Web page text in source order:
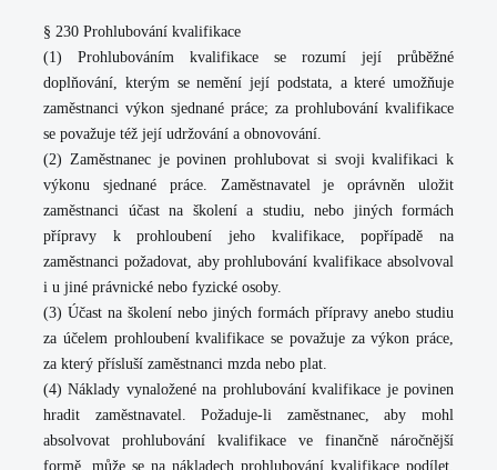
§ 230 Prohlubování kvalifikace
(1) Prohlubováním kvalifikace se rozumí její průběžné
doplňování, kterým se nemění její podstata, a které umožňuje
zaměstnanci výkon sjednané práce; za prohlubování kvalifikace
se považuje též její udržování a obnovování.
(2) Zaměstnanec je povinen prohlubovat si svoji kvalifikaci k
výkonu sjednané práce. Zaměstnavatel je oprávněn uložit
zaměstnanci účast na školení a studiu, nebo jiných formách
přípravy k prohloubení jeho kvalifikace, popřípadě na
zaměstnanci požadovat, aby prohlubování kvalifikace absolvoval
i u jiné právnické nebo fyzické osoby.
(3) Účast na školení nebo jiných formách přípravy anebo studiu
za účelem prohloubení kvalifikace se považuje za výkon práce,
za který přísluší zaměstnanci mzda nebo plat.
(4) Náklady vynaložené na prohlubování kvalifikace je povinen
hradit zaměstnavatel. Požaduje-li zaměstnanec, aby mohl
absolvovat prohlubování kvalifikace ve finančně náročnější
formě, může se na nákladech prohlubování kvalifikace podílet.